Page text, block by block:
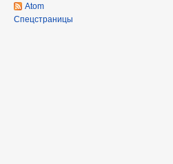
Atom
Спецстраницы